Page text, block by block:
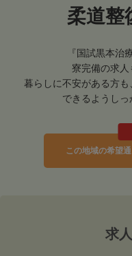
柔道整
『国試黒本治
寮完備の求人
暮らしに不安がある方
できるようしっ
この地域の希望
求